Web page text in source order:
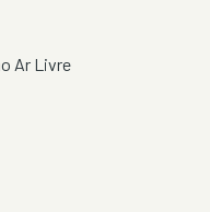
Ar Livre